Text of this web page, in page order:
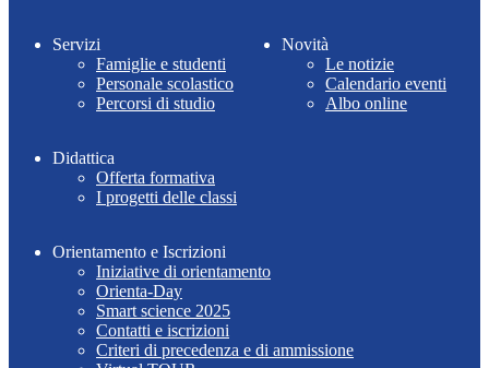
Servizi
Famiglie e studenti
Personale scolastico
Percorsi di studio
Novità
Le notizie
Calendario eventi
Albo online
Didattica
Offerta formativa
I progetti delle classi
Orientamento e Iscrizioni
Iniziative di orientamento
Orienta-Day
Smart science 2025
Contatti e iscrizioni
Criteri di precedenza e di ammissione